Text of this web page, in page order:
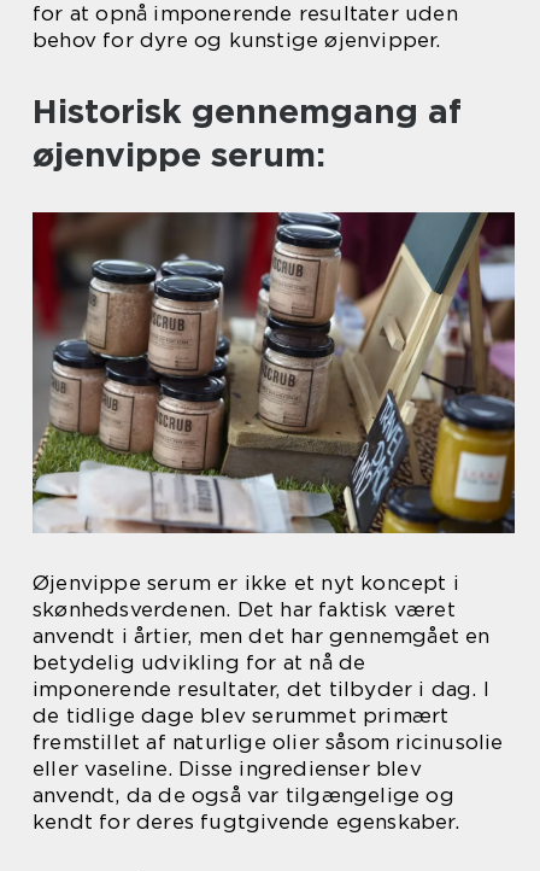
for at opnå imponerende resultater uden
behov for dyre og kunstige øjenvipper.
Historisk gennemgang af
øjenvippe serum:
Øjenvippe serum er ikke et nyt koncept i
skønhedsverdenen. Det har faktisk været
anvendt i årtier, men det har gennemgået en
betydelig udvikling for at nå de
imponerende resultater, det tilbyder i dag. I
de tidlige dage blev serummet primært
fremstillet af naturlige olier såsom ricinusolie
eller vaseline. Disse ingredienser blev
anvendt, da de også var tilgængelige og
kendt for deres fugtgivende egenskaber.